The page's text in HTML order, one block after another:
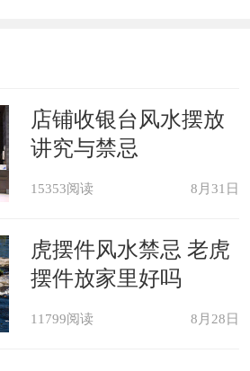
店铺收银台风水摆放
讲究与禁忌
15353阅读 8月31日
虎摆件风水禁忌 老虎
摆件放家里好吗
11799阅读 8月28日